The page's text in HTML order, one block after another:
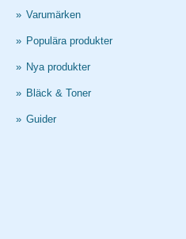
» Varumärken
» Populära produkter
» Nya produkter
» Bläck & Toner
» Guider